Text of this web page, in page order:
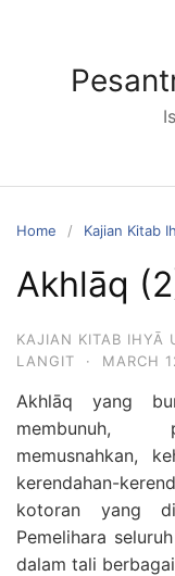
Home Kajian Kitab
Akhlāq
KAJIAN KITAB IHYĀ
LANGIT
· MARCH
Akhlāq yang
membunuh,
memusnahkan,
kerendahan-
kotoran yang
Pemelihara
dalam tali